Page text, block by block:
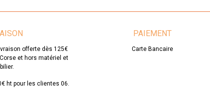
anti-cernes pour répondre aux besoins de tous nos clients. Nous
Que vous soyez débutant ou expert, nos conseils vous permettront de
de qualité à vos clients.
offerte dès 125€
et hors matériel et
ht pour les clientes 06.
PAIEMENT
Carte Bancaire